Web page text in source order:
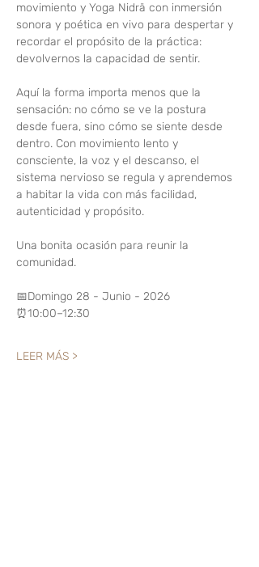
movimiento y Yoga Nidrā con inmersión
sonora y poética en vivo para despertar y
recordar el propósito de la práctica:
devolvernos la capacidad de sentir.
Aquí la forma importa menos que la
sensación: no cómo se ve la postura
desde fuera, sino cómo se siente desde
dentro. Con movimiento lento y
consciente, la voz y el descanso, el
sistema nervioso se regula y aprendemos
a habitar la vida con más facilidad,
autenticidad y propósito.
Una bonita ocasión para reunir la
comunidad.
📅Domingo 28 - Junio - 2026
⏰10:00–12:30
LEER MÁS >